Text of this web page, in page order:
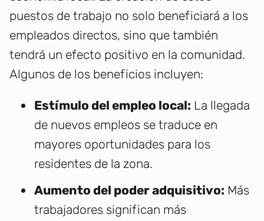
puestos de trabajo no solo beneficiará a los
empleados directos, sino que también
tendrá un efecto positivo en la comunidad.
Algunos de los beneficios incluyen:
Estímulo del empleo local: La llegada
de nuevos empleos se traduce en
mayores oportunidades para los
residentes de la zona.
Aumento del poder adquisitivo: Más
trabajadores significan más